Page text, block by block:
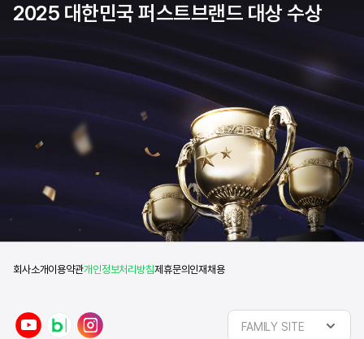
2025 대한민국 퍼스트브랜드 대상 수상
회사소개이용약관개인정보처리방침제휴문의인재채용
n
a
FAMILY SITE